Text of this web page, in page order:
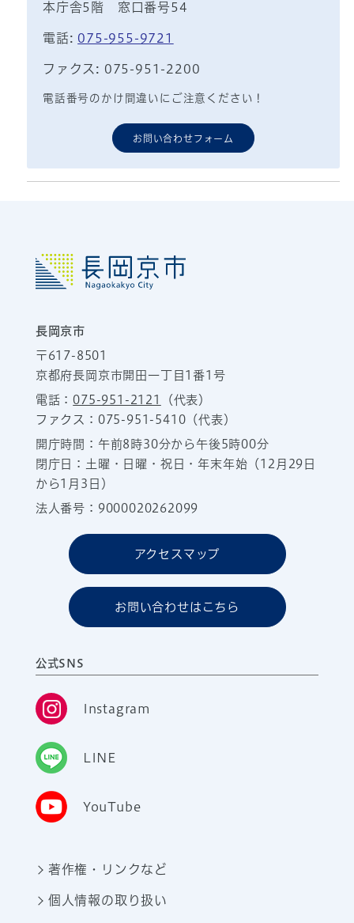
本庁舎5階 窓口番号54
電話: 075-955-9721
ファクス: 075-951-2200
電話番号のかけ間違いにご注意ください！
お問い合わせフォーム
長岡京市
〒617-8501
京都府長岡京市開田一丁目1番1号
電話：075-951-2121
（代表）
ファクス：075-951-5410（代表）
開庁時間：午前8時30分から午後5時00分
閉庁日：土曜・日曜・祝日・年末年始（12月29日
から1月3日）
法人番号：9000020262099
アクセスマップ
お問い合わせはこちら
公式SNS
Instagram
LINE
YouTube
著作権・リンクなど
個人情報の取り扱い